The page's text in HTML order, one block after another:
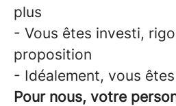
plus
- Vous êtes investi,
proposition
- Idéalement, vous
Pour nous, votre